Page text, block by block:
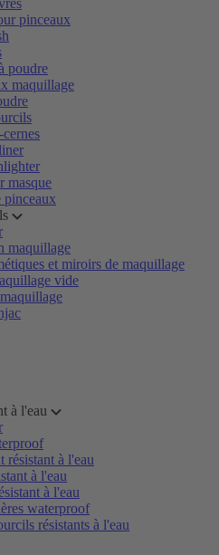
pinceaux
poudre
maquillage
masque
pinceaux
maquillage
et miroirs de maquillage
vide
à l'eau
résistant à l'eau
à l'eau
à l'eau
waterproof
résistants à l'eau